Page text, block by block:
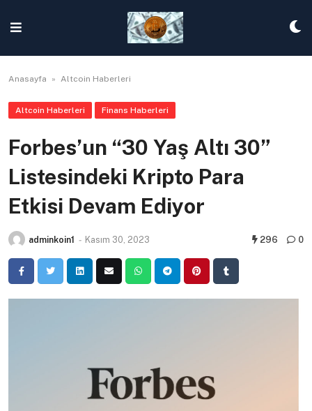
content
Anasayfa » Altcoin Haberleri
Altcoin Haberleri Finans Haberleri
Forbes’un “30 Yaş Altı 30”
Listesindeki Kripto Para
Etkisi Devam Ediyor
adminkoin1 - Kasım 30, 2023 296 0